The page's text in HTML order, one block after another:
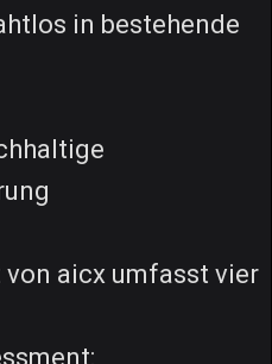
in bestehende
von aicx umfasst vier